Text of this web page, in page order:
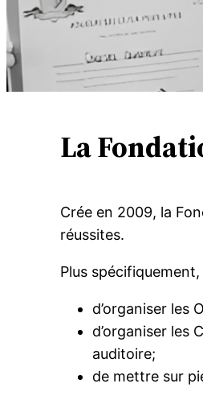
La
Crée en 2009, la
réussites.
Plus
d’organiser les
d’organiser les
auditoire;
de mettre sur